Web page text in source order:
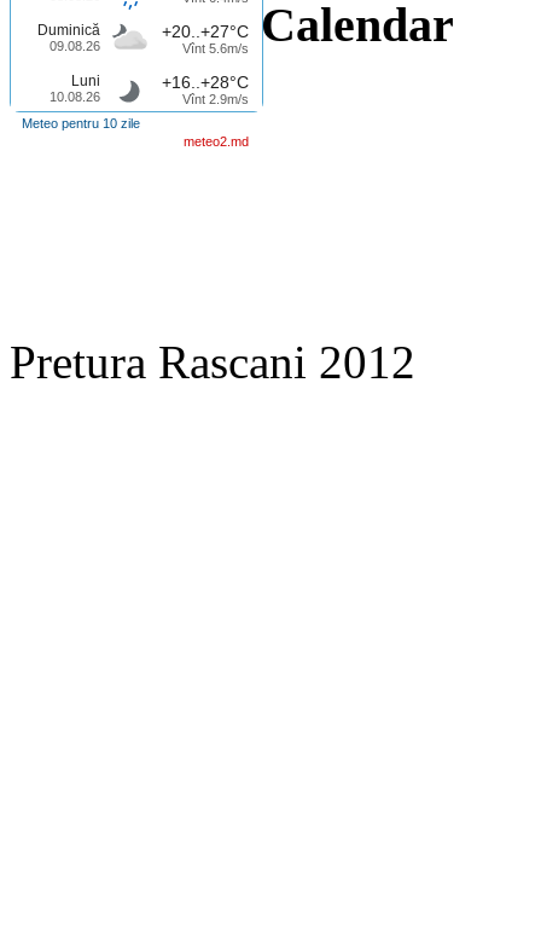
Duminică
09.08.26
+20..+27°C
Vînt 5.6m/s
Luni
10.08.26
+16..+28°C
Vînt 2.9m/s
Meteo pentru 10 zile
meteo2.md
Calendar
Pretura Rascani 2012